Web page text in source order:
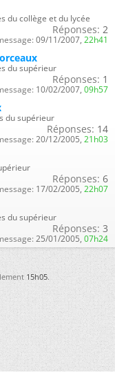
du collège et du lycée
Réponses: 2
09/11/2007, 22h41
du supérieur
Réponses: 1
10/02/2007, 09h57
du supérieur
Réponses: 14
20/12/2005, 21h03
Réponses: 6
17/02/2005, 22h07
du supérieur
Réponses: 3
25/01/2005, 07h24
15h05.